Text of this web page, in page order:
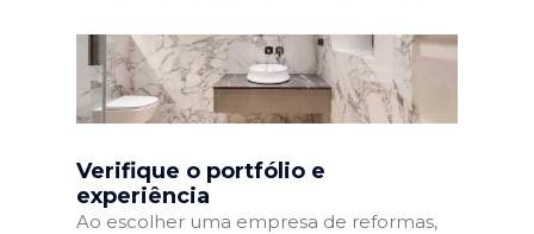
Verifique o portfólio e
experiência
Ao escolher uma empresa de reformas,